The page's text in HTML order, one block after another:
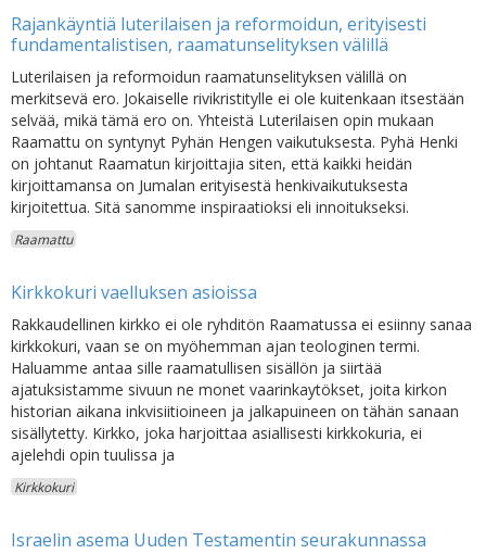
Rajankäyntiä luterilaisen ja reformoidun, erityisesti
fundamentalistisen, raamatunselityksen välillä
Luterilaisen ja reformoidun raamatunselityksen välillä on
merkitsevä ero. Jokaiselle rivikristitylle ei ole kuitenkaan itsestään
selvää, mikä tämä ero on. Yhteistä Luterilaisen opin mukaan
Raamattu on syntynyt Pyhän Hengen vaikutuksesta. Pyhä Henki
on johtanut Raamatun kirjoittajia siten, että kaikki heidän
kirjoittamansa on Jumalan erityisestä henkivaikutuksesta
kirjoitettua. Sitä sanomme inspiraatioksi eli innoitukseksi.
Raamattu
Kirkkokuri vaelluksen asioissa
Rakkaudellinen kirkko ei ole ryhditön Raamatussa ei esiinny sanaa
kirkkokuri, vaan se on myöhemman ajan teologinen termi.
Haluamme antaa sille raamatullisen sisällön ja siirtää
ajatuksistamme sivuun ne monet vaarinkaytökset, joita kirkon
historian aikana inkvisiitioineen ja jalkapuineen on tähän sanaan
sisällytetty. Kirkko, joka harjoittaa asiallisesti kirkkokuria, ei
ajelehdi opin tuulissa ja
Kirkkokuri
Israelin asema Uuden Testamentin seurakunnassa